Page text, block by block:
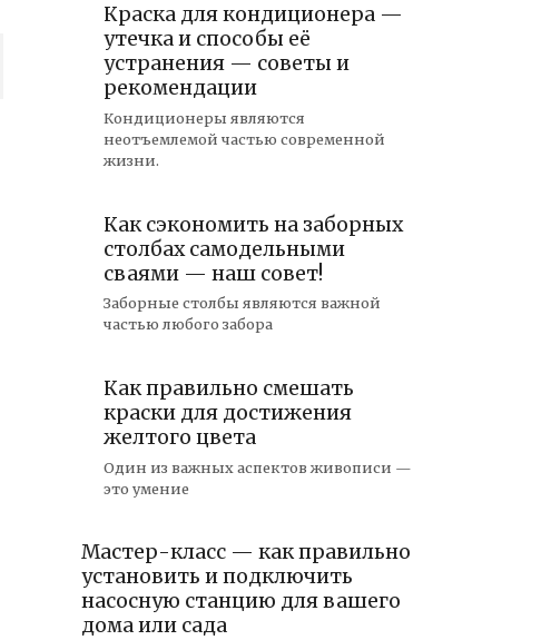
Краска для кондиционера —
утечка и способы её
устранения — советы и
рекомендации
Кондиционеры являются
неотъемлемой частью современной
жизни.
Как сэкономить на заборных
столбах самодельными
сваями — наш совет!
Заборные столбы являются важной
частью любого забора
Как правильно смешать
краски для достижения
желтого цвета
Один из важных аспектов живописи —
это умение
Мастер-класс — как правильно
установить и подключить
насосную станцию для вашего
дома или сада